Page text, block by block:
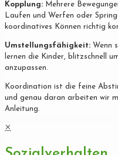
Kopplung: Mehrere
Laufen und Werfen oder
koordinatives Können richtig
Umstellungsfähigkeit: Wenn
lernen die Kinder, blitzschnell
anzupassen.
Koordination ist die feine
und genau daran arbeiten wir
Anleitung.
✕